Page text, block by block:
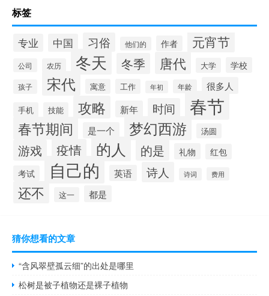
标签
专业 中国 习俗 他们的 作者 元宵节
公司 农历 冬天 冬季 唐代 大学 学校
孩子 宋代 寓意 工作 年初 年龄 很多人
手机 技能 攻略 新年 时间 春节
春节期间 是一个 梦幻西游 汤圆
游戏 疫情 的人 的是 礼物
红包
考试
自己的 英语 诗人 诗词 费用
还不 这一 都是
猜你想看的文章
“含风翠壁孤云细”的出处是哪里
松树是被子植物还是裸子植物